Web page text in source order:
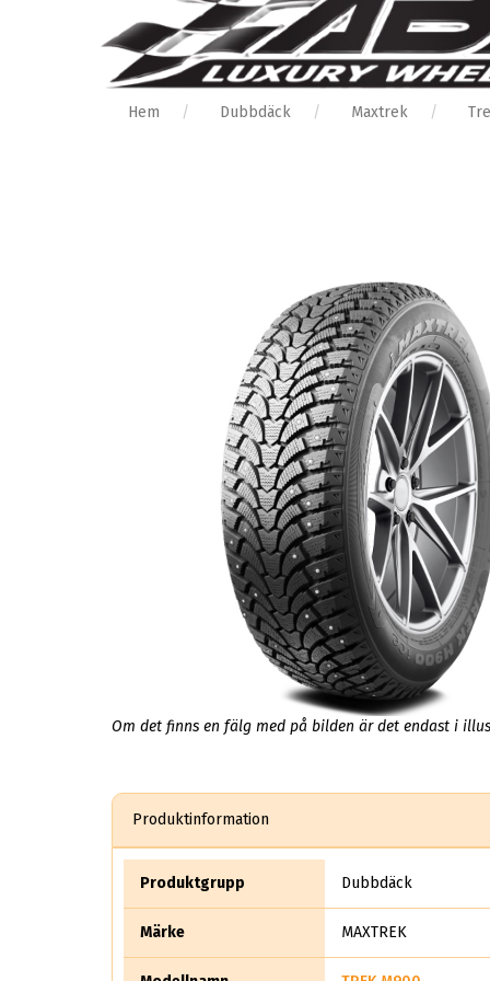
Hem Dubbdäck Maxtrek
Om det finns en fälg med på bilden är det endast i
Produktinformation
Produktgrupp Dubbdäck
Märke MAXTREK